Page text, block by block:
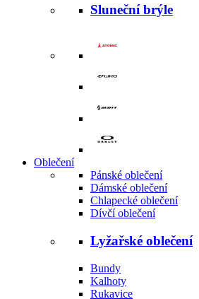
Sluneční brýle
Oblečení
Pánské oblečení
Dámské oblečení
Chlapecké oblečení
Dívčí oblečení
Lyžařské oblečení
Bundy
Kalhoty
Rukavice